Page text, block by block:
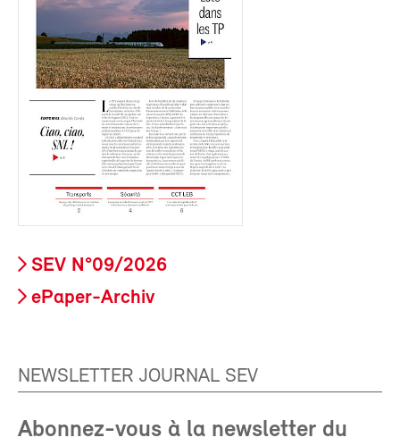
SEV N°09/2026
ePaper-Archiv
NEWSLETTER JOURNAL SEV
Abonnez-vous à la newsletter du